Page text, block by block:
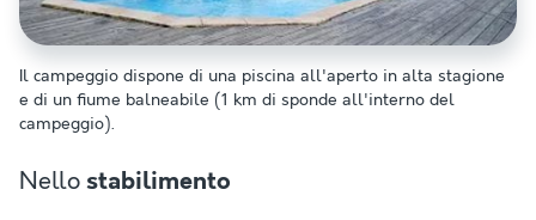
Il campeggio dispone di una piscina all'aperto in alta stagione
e di un fiume balneabile (1 km di sponde all'interno del
campeggio).
Nello stabilimento